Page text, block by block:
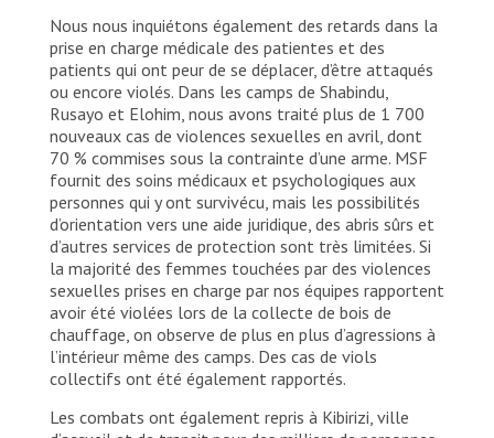
Nous nous inquiétons également des retards dans la
prise en charge médicale des patientes et des
patients qui ont peur de se déplacer, d’être attaqués
ou encore violés. Dans les camps de Shabindu,
Rusayo et Elohim, nous avons traité plus de 1 700
nouveaux cas de violences sexuelles en avril, dont
70 % commises sous la contrainte d’une arme. MSF
fournit des soins médicaux et psychologiques aux
personnes qui y ont survivécu, mais les possibilités
d’orientation vers une aide juridique, des abris sûrs et
d’autres services de protection sont très limitées. Si
la majorité des femmes touchées par des violences
sexuelles prises en charge par nos équipes rapportent
avoir été violées lors de la collecte de bois de
chauffage, on observe de plus en plus d’agressions à
l’intérieur même des camps. Des cas de viols
collectifs ont été également rapportés.
Les combats ont également repris à Kibirizi, ville